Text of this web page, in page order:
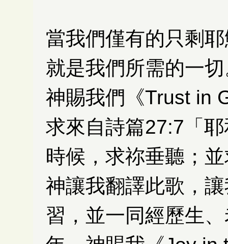
當我們僅有的只剩
就是我們所需的一
神賜我們《Trust in
求來自詩篇27:7「
時候，求祢垂聽；
神讓我翻譯此歌，
習，並一同經歷生